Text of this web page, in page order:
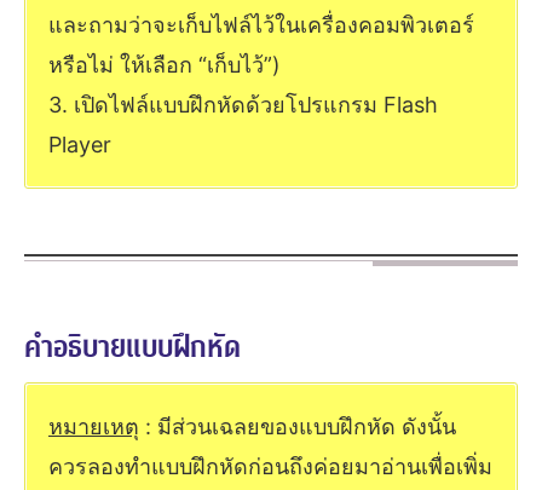
และถามว่าจะเก็บไฟล์ไว้ในเครื่องคอมพิวเตอร์
หรือไม่ ให้เลือก “เก็บไว้”)
3. เปิดไฟล์แบบฝึกหัดด้วยโปรแกรม Flash
Player
คำอธิบายแบบฝึกหัด
หมายเหตุ : มีส่วนเฉลยของแบบฝึกหัด ดังนั้น
ควรลองทำแบบฝึกหัดก่อนถึงค่อยมาอ่านเพื่อเพิ่ม